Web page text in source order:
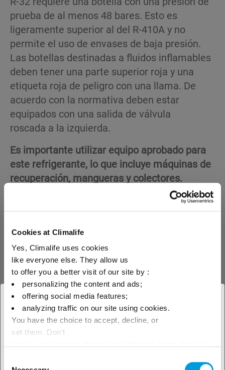
Cookies at Climalife
Yes, Climalife uses cookies
like everyone else. They allow us
to offer you a better visit of our site by :
personalizing the content and ads;
offering social media features;
analyzing traffic on our site using cookies.
You have the choice to accept, decline, or
set them. Don't
× Cerrar
Seleccione su ubicación para
prueba de al menos 48 bares. Esto es
ligeramente superior al del R-410A y no
permite el uso de envases de baja presión.
Las botellas destinadas a fluidos inflamables
deben tener una parte superior roja y una
etiqueta roja de peligro con una llama. De
acuerdo con la normativa deben estar
equipados con una salida de válvula
roscada a la izquierda.
Es importante utilizar equipo aprobado para
este refrigerante, lo que incluye máquinas de
recuperación, mangueras y colectores.
La recuperación del R-32 de un sistema debe
Como expertos en refrigeración, Climalife
ofrece R-32 en una gama de tamaños de
bitellas para servicio y primer relleno del
equipo, y dispone de botellas de recuperación
específicas, así como equipos aprobados
para trabajar con R-32.